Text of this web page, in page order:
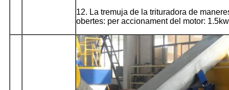
12. La tremuja de la trituradora de
obertes: per accionament del motor: 1.5kw